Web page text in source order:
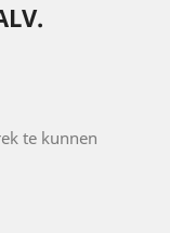
te kunnen